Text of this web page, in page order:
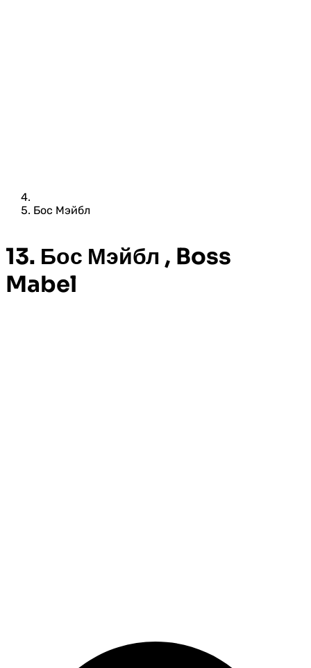
Бос Мэйбл
13. Бос Мэйбл , Boss
Mabel